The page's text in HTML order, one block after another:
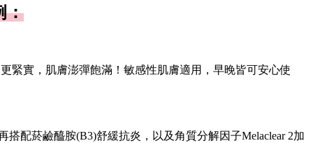
：
緊實，肌膚澎彈飽滿！敏感性肌膚適用，早晚皆可安心使
配菸鹼醯胺(B3)舒緩抗炎，以及角質分解因子Melaclear 2加